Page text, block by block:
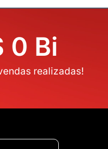
realizadas!
0 Bi